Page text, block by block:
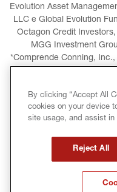
Evolution Asset
LLC e Global Evolution
Octagon Credit
MGG Investment
*Comprende Conning,
e Goodwin Capital
NOTE LEGALI
By clicking “Accept All
cookies on your device
site usage, and assist in
Reject All